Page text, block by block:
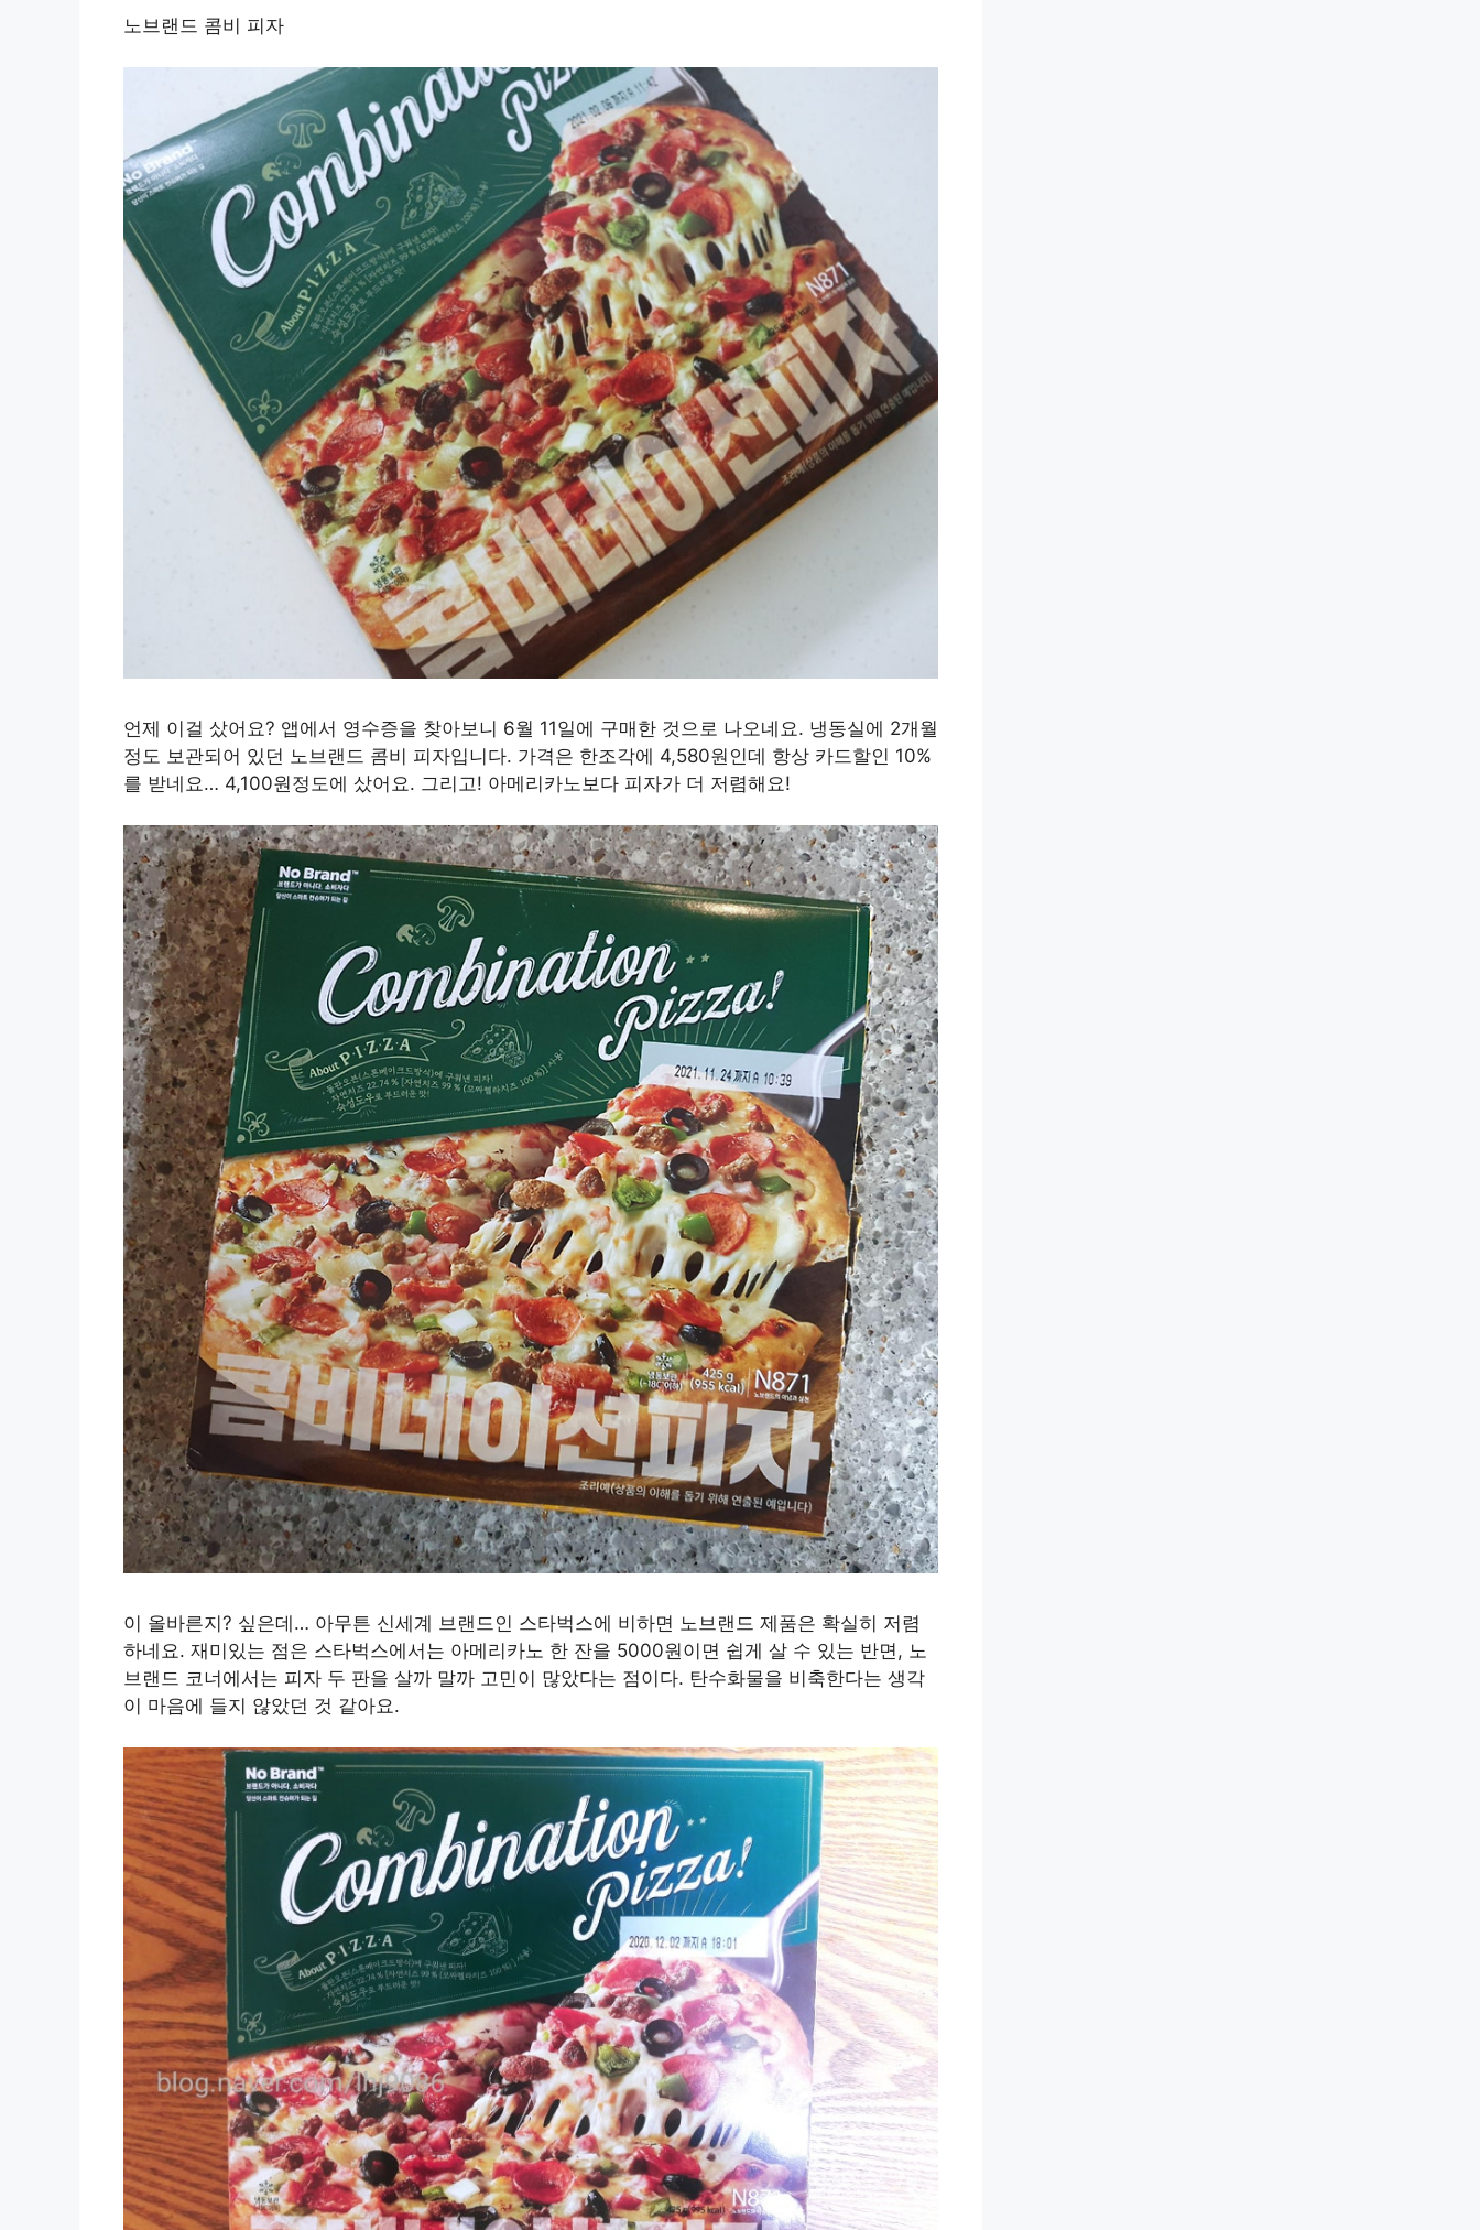
노브랜드 콤비 피자
언제 이걸 샀어요? 앱에서 영수증을 찾아보니 6월 11일에 구매한 것으로 나오네요. 냉동실에 2개월
정도 보관되어 있던 노브랜드 콤비 피자입니다. 가격은 한조각에 4,580원인데 항상 카드할인 10%
를 받네요… 4,100원정도에 샀어요. 그리고! 아메리카노보다 피자가 더 저렴해요!
이 올바른지? 싶은데… 아무튼 신세계 브랜드인 스타벅스에 비하면 노브랜드 제품은 확실히 저렴
하네요. 재미있는 점은 스타벅스에서는 아메리카노 한 잔을 5000원이면 쉽게 살 수 있는 반면, 노
브랜드 코너에서는 피자 두 판을 살까 말까 고민이 많았다는 점이다. 탄수화물을 비축한다는 생각
이 마음에 들지 않았던 것 같아요.